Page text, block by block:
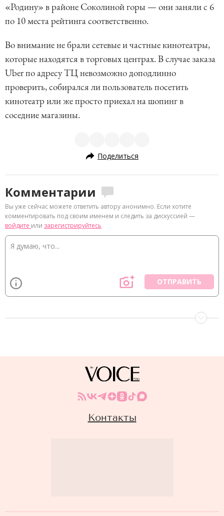
«Родину» в районе Соколиной горы — они заняли с 6
по 10 места рейтинга соответственно.
Во внимание не брали сетевые и частные кинотеатры,
которые находятся в торговых центрах. В случае заказа
Uber по адресу ТЦ невозможно доподлинно
проверить, собирался ли пользователь посетить
кинотеатр или же просто приехал на шопинг в
соседние магазины.
Поделиться
Комментарии
Вы уже сейчас можете ответить автору анонимно. Если хотите
комментировать под своим именем и следить за дискуссией —
войдите или зарегистрируйтесь
ОТПРАВИТЬ
Контакты